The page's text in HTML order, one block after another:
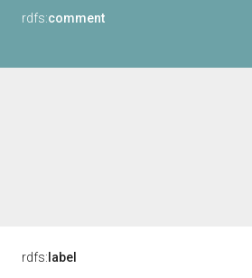
rdfs:comment
rdfs: label